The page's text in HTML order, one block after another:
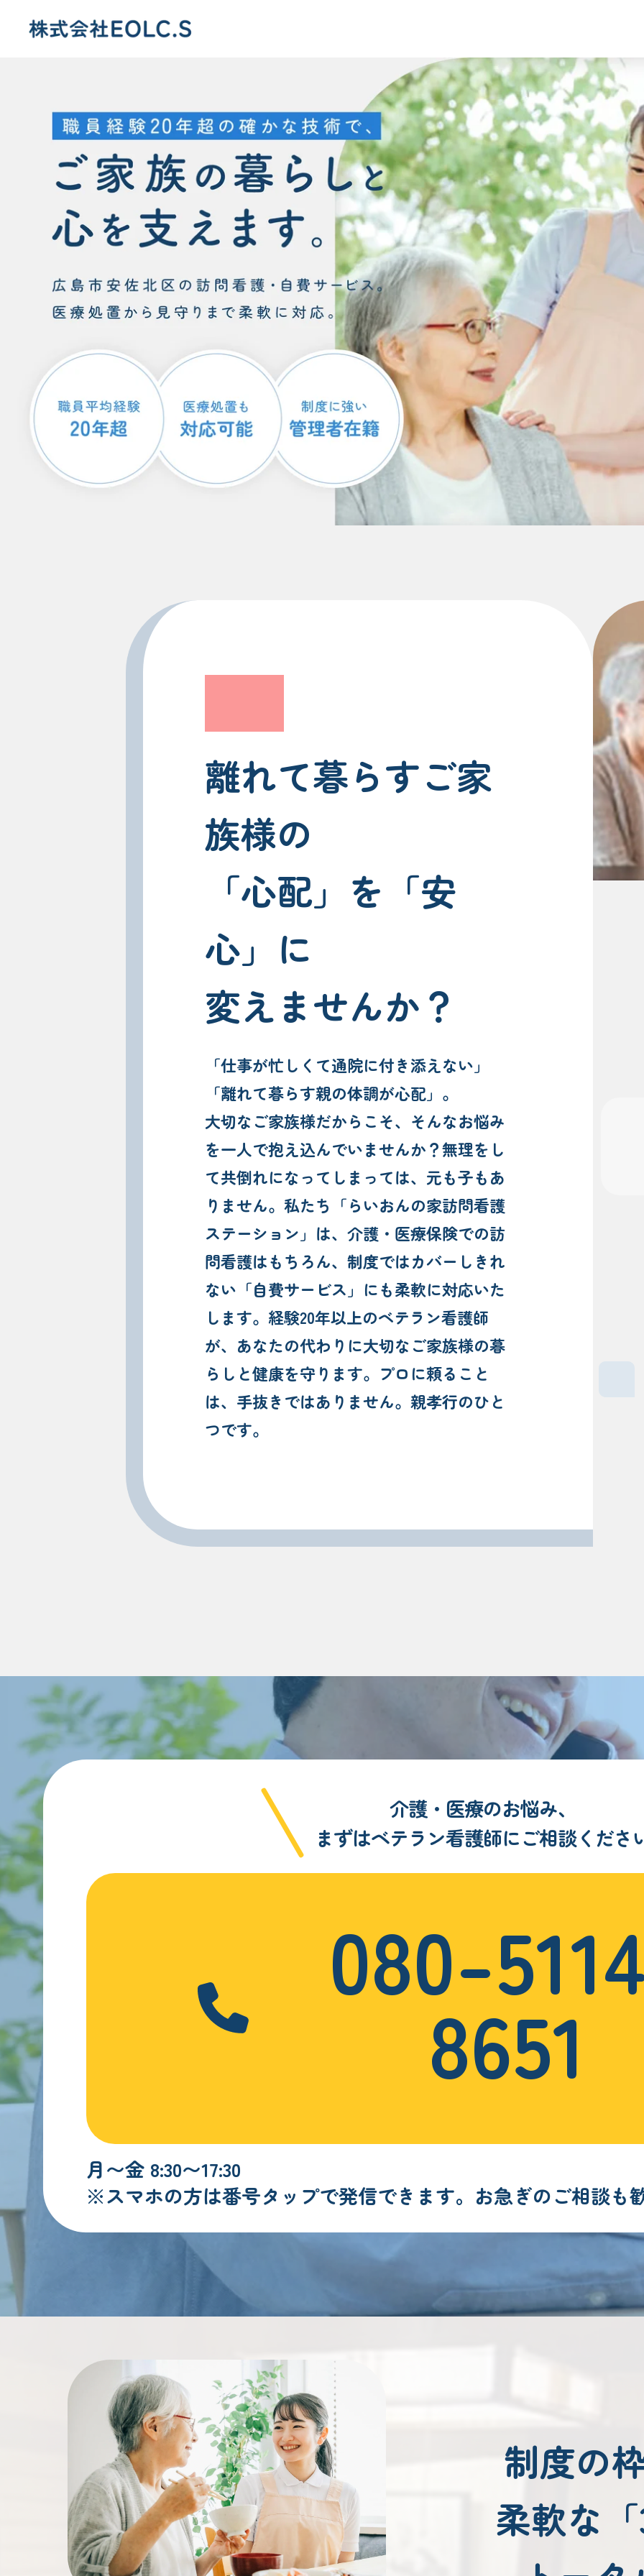
離れて暮らすご家
族様の
「心配」を「安
心」に
変えませんか？
「仕事が忙しくて通院に付き添えない」
「離れて暮らす親の体調が心配」。
大切なご家族様だからこそ、そんなお悩み
を一人で抱え込んでいませんか？無理をし
て共倒れになってしまっては、元も子もあ
りません。私たち「らいおんの家訪問看護
ステーション」は、介護・医療保険での訪
問看護はもちろん、制度ではカバーしきれ
ない「自費サービス」にも柔軟に対応いた
します。経験20年以上のベテラン看護師
が、あなたの代わりに大切なご家族様の暮
らしと健康を守ります。プロに頼ること
は、手抜きではありません。親孝行のひと
つです。
介護・医療のお悩み、
まずはベテラン看護師にご相談くださ
080-
8651
月〜金 8:30〜17:30
※スマホの方は番号タップで発信できます。お急ぎのご相談も
制度の
柔軟な